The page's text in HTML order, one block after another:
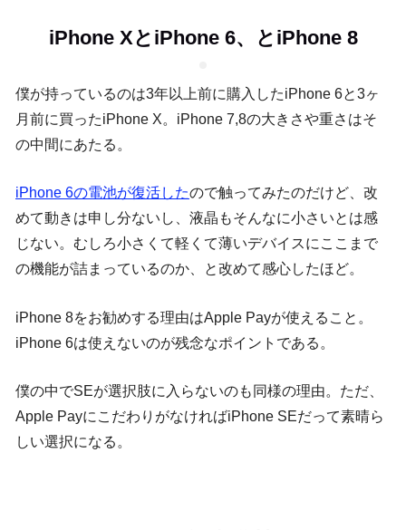
iPhone XとiPhone 6、とiPhone 8
僕が持っているのは3年以上前に購入したiPhone 6と3ヶ
月前に買ったiPhone X。iPhone 7,8の大きさや重さはそ
の中間にあたる。
iPhone 6の電池が復活したので触ってみたのだけど、改
めて動きは申し分ないし、液晶もそんなに小さいとは感
じない。むしろ小さくて軽くて薄いデバイスにここまで
の機能が詰まっているのか、と改めて感心したほど。
iPhone 8をお勧めする理由はApple Payが使えること。
iPhone 6は使えないのが残念なポイントである。
僕の中でSEが選択肢に入らないのも同様の理由。ただ、
Apple PayにこだわりがなければiPhone SEだって素晴ら
しい選択になる。